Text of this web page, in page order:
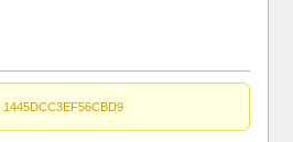
1445DCC3EF56CBD9